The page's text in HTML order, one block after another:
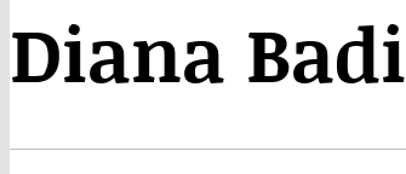
Diana Badi